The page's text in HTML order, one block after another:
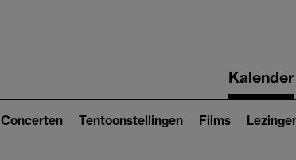
navigationKalender
Concerten Tentoonstellingen Films